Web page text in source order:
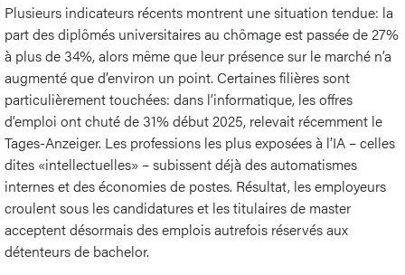
Plusieurs indicateurs récents montrent une situation tendue: la
part des diplômés universitaires au chômage est passée de 27%
à plus de 34%, alors même que leur présence sur le marché n’a
augmenté que d’environ un point. Certaines filières sont
particulièrement touchées: dans l’informatique, les offres
d’emploi ont chuté de 31% début 2025, relevait récemment le
Tages-Anzeiger. Les professions les plus exposées à l’IA – celles
dites «intellectuelles» – subissent déjà des automatismes
internes et des économies de postes. Résultat, les employeurs
croulent sous les candidatures et les titulaires de master
acceptent désormais des emplois autrefois réservés aux
détenteurs de bachelor.